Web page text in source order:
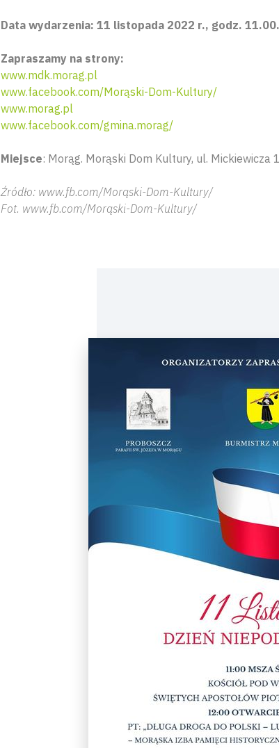
Data wydarzenia: 11 listopada 2022 r., godz. 11.00.
Zapraszamy na strony:
www.mdk.morag.pl
www.facebook.com/Morąski-Dom-Kultury/
www.morag.pl
www.facebook.com/gmina.morag/
Miejsce: Morąg. Morąski Dom Kultury, ul. Mickiewicza
Źródło: www.fb.com/Morąski-Dom-Kultury/
Fot. www.fb.com/Morąski-Dom-Kultury/